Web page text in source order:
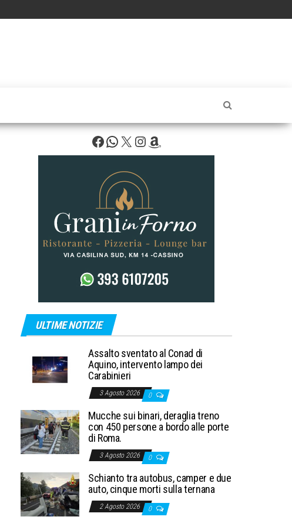
Facebook
WhatsApp
X Instagram
Amazon
ULTIME NOTIZIE
Assalto sventato al Conad di
Aquino, intervento lampo dei
Carabinieri
3 Agosto 2026 0
Mucche sui binari, deraglia treno
con 450 persone a bordo alle porte
di Roma.
3 Agosto 2026 0
Schianto tra autobus, camper e due
auto, cinque morti sulla ternana
2 Agosto 2026 0